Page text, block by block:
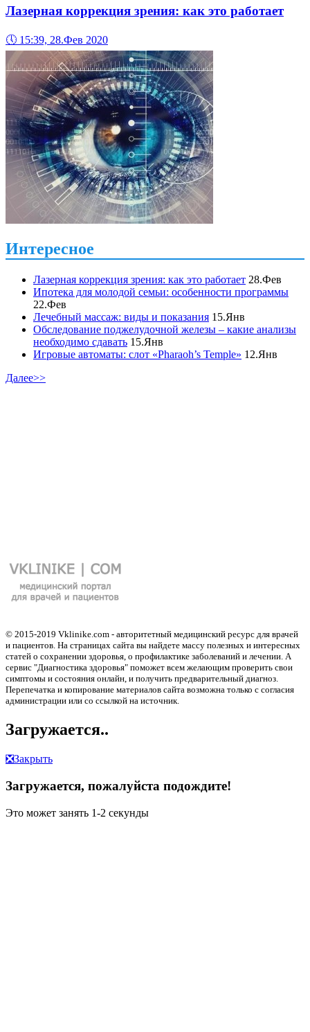
Лазерная коррекция зрения: как это работает
🕔 15:39, 28.Фев 2020
Интересное
Лазерная коррекция зрения: как это работает 28.Фев
Ипотека для молодой семьи: особенности программы
22.Фев
Лечебный массаж: виды и показания 15.Янв
Обследование поджелудочной железы – какие анализы
необходимо сдавать 15.Янв
Игровые автоматы: слот «Pharaoh’s Temple» 12.Янв
Далее>>
© 2015-2019 Vklinike.com - авторитетный медицинский ресурс для врачей
и пациентов. На страницах сайта вы найдете массу полезных и интересных
статей о сохранении здоровья, о профилактике заболеваний и лечении. А
сервис "Диагностика здоровья" поможет всем желающим проверить свои
симптомы и состояния онлайн, и получить предварительный диагноз.
Перепечатка и копирование материалов сайта возможна только с согласия
администрации или со ссылкой на источник.
Загружается..
❎Закрыть
Загружается, пожалуйста подождите!
Это может занять 1-2 секунды